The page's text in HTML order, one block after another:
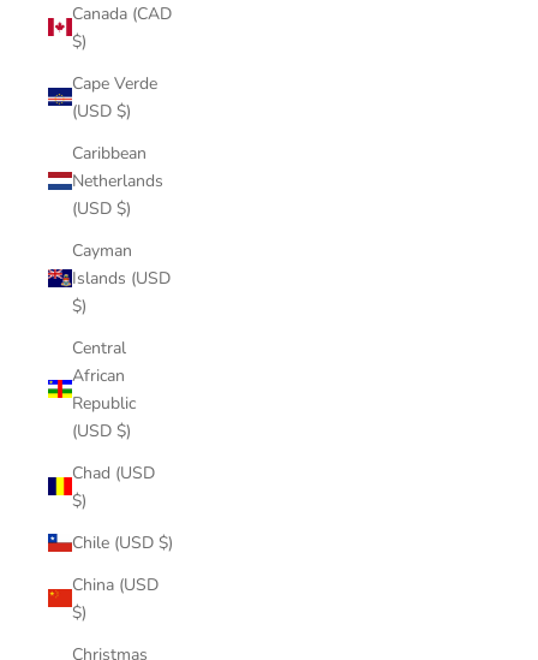
Canada (CAD
$)
Cape Verde
(USD $)
Caribbean
Netherlands
(USD $)
Cayman
Islands (USD
$)
Central
African
Republic
(USD $)
Chad (USD
$)
Chile (USD $)
China (USD
$)
Christmas